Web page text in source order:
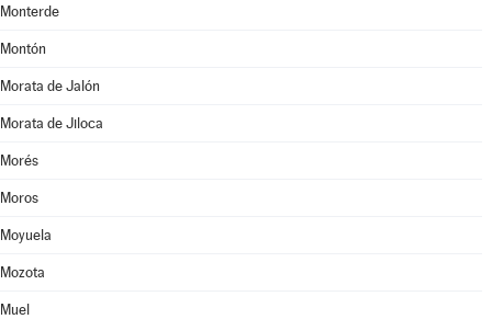
Monterde
Montón
Morata de Jalón
Morata de Jiloca
Morés
Moros
Moyuela
Mozota
Muel